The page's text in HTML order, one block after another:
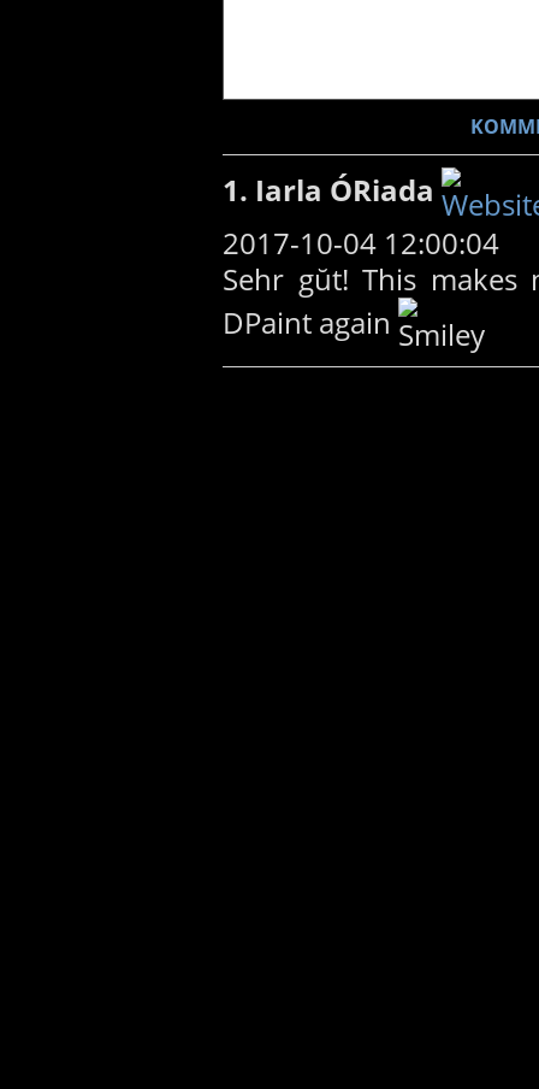
1. Iarla ÓRiada
2017-10-04 12:00:04
Sehr gŭt! This
DPaint again